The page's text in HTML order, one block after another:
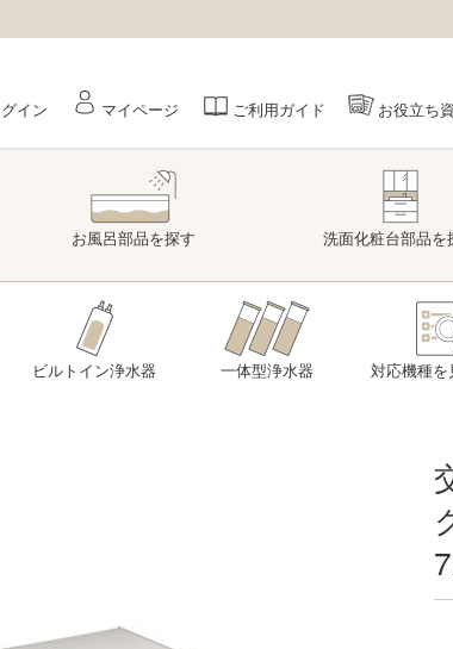
イン マイページ ご利用ガイド お役立ち
お風呂部品を探す 洗面化粧台部品を
ビルトイン浄水器 一体型浄水器 対応機種を